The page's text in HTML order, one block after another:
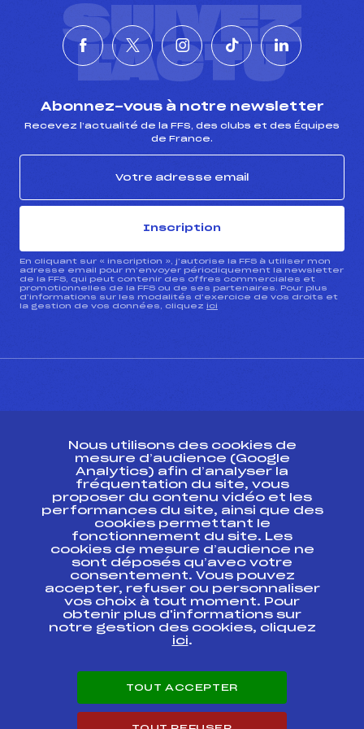
SUIVEZ
L'ACTU
Abonnez-vous à notre newsletter
Recevez l’actualité de la FFS, des clubs et des Équipes
de France.
Inscription
En cliquant sur « inscription », j’autorise la FFS à utiliser mon
adresse email pour m’envoyer périodiquement la newsletter
de la FFS, qui peut contenir des offres commerciales et
promotionnelles de la FFS ou de ses partenaires. Pour plus
d’informations sur les modalités d’exercice de vos droits et
la gestion de vos données, cliquez ici
Ressources
Pass’Neige
Projet sportif fédéral
Projet de performance fédéral
Antidopage
Pôle Développement, Formation, Suivi
Scientifique
Listes ministérielles
Pôle vie de l’athlète
Enseignement professionnel
Carrières
Nous utilisons des cookies de
mesure d’audience (Google
Analytics) afin d’analyser la
fréquentation du site, vous
proposer du contenu vidéo et les
performances du site, ainsi que des
cookies permettant le
fonctionnement du site. Les
cookies de mesure d’audience ne
sont déposés qu’avec votre
consentement. Vous pouvez
accepter, refuser ou personnaliser
vos choix à tout moment. Pour
obtenir plus d'informations sur
notre gestion des cookies, cliquez
ici.
TOUT ACCEPTER